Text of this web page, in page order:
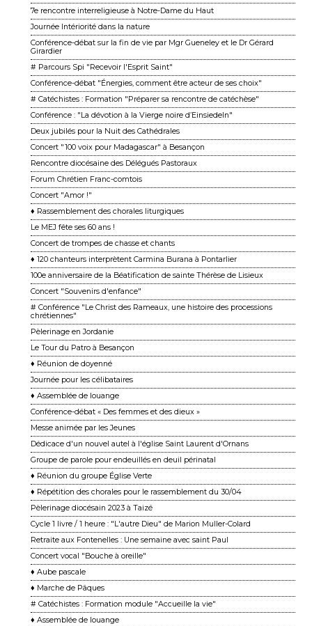
7e rencontre interreligieuse à Notre-Dame du Haut
Journée Intériorité dans la nature
Conférence-débat sur la fin de vie par Mgr Gueneley et le Dr Gérard
Girardier
# Parcours Spi "Recevoir l'Esprit Saint"
Conférence-débat "Énergies, comment être acteur de ses choix"
# Catéchistes : Formation "Préparer sa rencontre de catéchèse"
Conférence : "La dévotion à la Vierge noire d’Einsiedeln"
Deux jubilés pour la Nuit des Cathédrales
Concert "100 voix pour Madagascar" à Besançon
Rencontre diocésaine des Délégués Pastoraux
Forum Chrétien Franc-comtois
Concert "Amor !"
♦ Rassemblement des chorales liturgiques
Le MEJ fête ses 60 ans !
Concert de trompes de chasse et chants
♦ 120 chanteurs interprètent Carmina Burana à Pontarlier
100e anniversaire de la Béatification de sainte Thérèse de Lisieux
Concert "Souvenirs d'enfance"
# Conférence "Le Christ des Rameaux, une histoire des processions
chrétiennes"
Pèlerinage en Jordanie
Le Tour du Patro à Besançon
♦ Réunion de doyenné
Journée pour les célibataires
♦ Assemblée de louange
Conférence-débat « Des femmes et des dieux »
Messe animée par les Jeunes
Dédicace d'un nouvel autel à l'église Saint Laurent d'Ornans
Groupe de parole pour endeuillés en deuil périnatal
♦ Réunion du groupe Église Verte
♦ Répétition des chorales pour le rassemblement du 30/04
Pèlerinage diocésain 2023 à Taizé
Cycle 1 livre / 1 heure : "L'autre Dieu" de Marion Muller-Colard
Retraite aux Fontenelles : Une semaine avec saint Paul
Concert vocal "Bouche à oreille"
♦ Aube pascale
♦ Marche de Pâques
# Catéchistes : Formation module "Accueille la vie"
♦ Assemblée de louange